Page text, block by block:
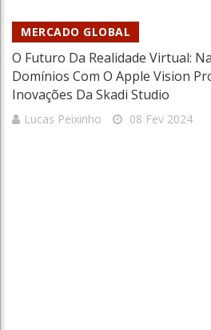
MERCADO GLOBAL
O Futuro Da Realidade Virtual:
Domínios Com O Apple Vision
Inovações Da Skadi Studio
Lucas Peixinho 08 Fev 2024